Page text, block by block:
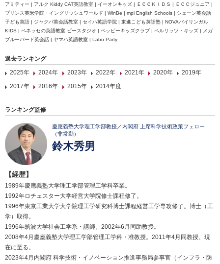
アミティー | アルク Kiddy CAT英語教室 | イーオンキッズ | ＥＣＣＫＩＤＳ | ＥＣＣジュニア |
プリンス英米学院・イングリッシュワールド | WinBe | mpi English Schools | シェーン英会話
子ども英語 | ジャクパ英会話教室 | セイハ英語学院 | 東進こども英語塾 | NOVAバイリンガル
KIDS | ベネッセの英語教室 ビースタジオ | ペッピーキッズクラブ | ベルリッツ・キッズ | メガ
ブルーバード英会話 | ヤマハ英語教室 | Labo Party
過去ランキング
2025年
2024年 2023年 2022年 2021年 2020年
2019年
2017年
2016年 2015年 2014年度
ランキング監修
慶應義塾大学理工学部教授／内閣府 上席科学技術政策フェロー
（非常勤）
鈴木秀男
【経歴】
1989年慶應義塾大学理工学部管理工学科卒業。
1992年ロチェスター大学経営大学院修士課程修了。
1996年東京工業大学大学院理工学研究科博士課程経営工学専攻修了。博士（工
学）取得。
1996年筑波大学社会工学系・講師。2002年6月同助教授。
2008年4月慶應義塾大学理工学部管理工学科・准教授。2011年4月同教授、現
在に至る。
2023年4月内閣府 科学技術・イノベーション推進事務局参事官（インフラ・防